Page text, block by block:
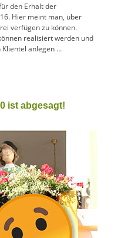
den Erhalt der
Hier meint man, über
verfügen zu können.
realisiert werden und
Klientel anlegen …
ist abgesagt!